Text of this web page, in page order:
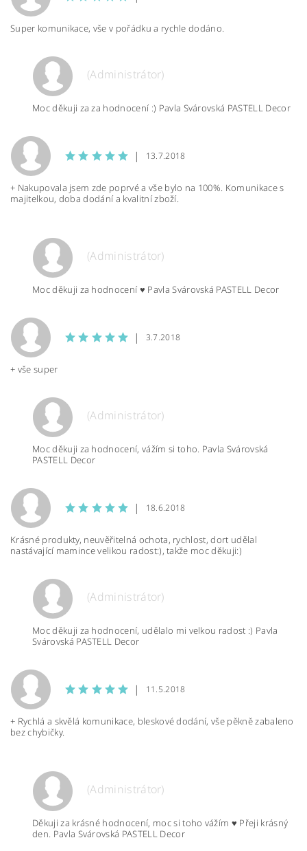
Super komunikace, vše v pořádku a rychle dodáno.
(Administrátor)
Moc děkuji za za hodnocení :) Pavla Svárovská PASTELL Decor
| 13.7.2018
+ Nakupovala jsem zde poprvé a vše bylo na 100%. Komunikace s
majitelkou, doba dodání a kvalitní zboží.
(Administrátor)
Moc děkuji za hodnocení ♥ Pavla Svárovská PASTELL Decor
| 3.7.2018
+ vše super
(Administrátor)
Moc děkuji za hodnocení, vážím si toho. Pavla Svárovská
PASTELL Decor
| 18.6.2018
Krásné produkty, neuvěřitelná ochota, rychlost, dort udělal
nastávající mamince velikou radost:), takže moc děkuji:)
(Administrátor)
Moc děkuji za hodnocení, udělalo mi velkou radost :) Pavla
Svárovská PASTELL Decor
| 11.5.2018
+ Rychlá a skvělá komunikace, bleskové dodání, vše pěkně zabaleno
bez chybičky.
(Administrátor)
Děkuji za krásné hodnocení, moc si toho vážím ♥ Přeji krásný
den. Pavla Svárovská PASTELL Decor